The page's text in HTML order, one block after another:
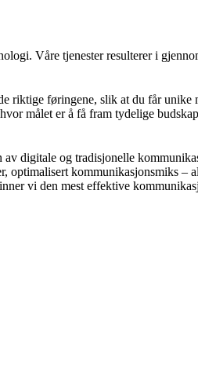
Våre tjenester resulterer i
riktige føringene, slik at du får unike
målet er å få fram tydelige
digitale og tradisjonelle
optimalisert kommunikasjonsmiks –
vi den mest effektive